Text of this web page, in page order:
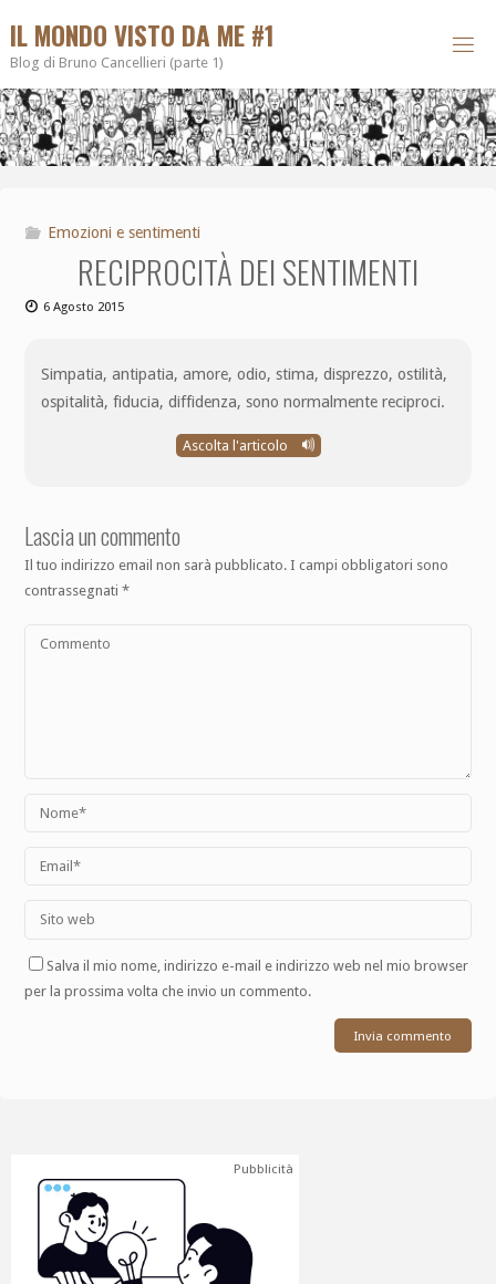
IL MONDO VISTO DA ME #1
Blog di Bruno Cancellieri (parte 1)
Emozioni e sentimenti
RECIPROCITÀ DEI SENTIMENTI
6 Agosto 2015
Simpatia, antipatia, amore, odio, stima, disprezzo, ostilità,
ospitalità, fiducia, diffidenza, sono normalmente reciproci.
Ascolta l'articolo
Lascia un commento
Il tuo indirizzo email non sarà pubblicato. I campi obbligatori sono
contrassegnati*
Salva il mio nome, indirizzo e-mail e indirizzo web nel mio browser
per la prossima volta che invio un commento.
Pubblicità